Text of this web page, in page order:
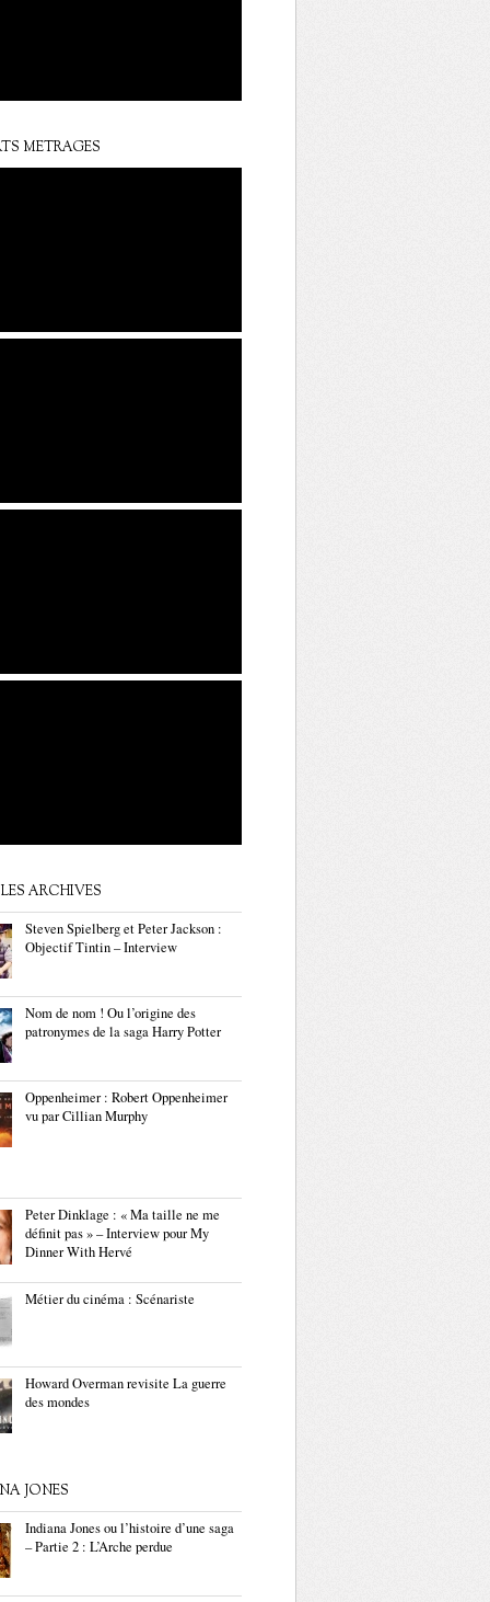
METRAGES
ARCHIVES
Steven Spielberg et Peter Jackson :
Objectif Tintin – Interview
Nom de nom ! Ou l’origine des
patronymes de la saga Harry Potter
Oppenheimer : Robert Oppenheimer
vu par Cillian Murphy
Peter Dinklage : « Ma taille ne me
définit pas » – Interview pour My
Dinner With Hervé
Métier du cinéma : Scénariste
Howard Overman revisite La guerre
des mondes
JONES
Indiana Jones ou l’histoire d’une saga
– Partie 2 : L’Arche perdue